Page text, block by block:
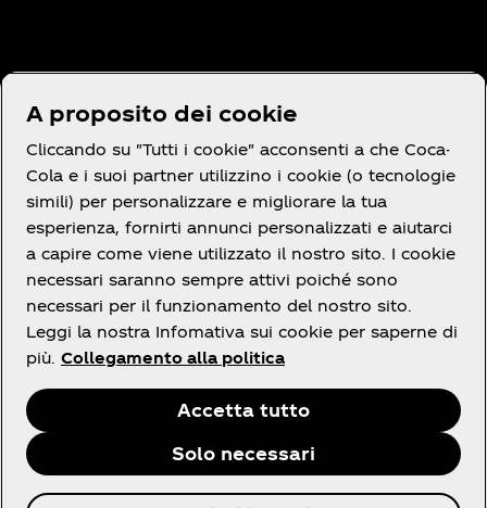
Hai bisogno di aiuto?
Termini e Condizioni
Facebook
X linkedin
Youtube
Instagram
A proposito dei cookie
Cliccando su "Tutti i cookie" acconsenti a che Coca-
Cola e i suoi partner utilizzino i cookie (o tecnologie
simili) per personalizzare e migliorare la tua
esperienza, fornirti annunci personalizzati e aiutarci
a capire come viene utilizzato il nostro sito. I cookie
necessari saranno sempre attivi poiché sono
necessari per il funzionamento del nostro sito.
Leggi la nostra Infomativa sui cookie per saperne di
più. Collegamento alla politica
Accetta tutto
Solo necessari